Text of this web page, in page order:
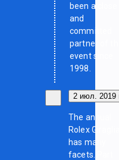
been a close
and
committed
partner of
event since
1998.
2 июл. 2019
The annual
Rolex
has many
facets. Part